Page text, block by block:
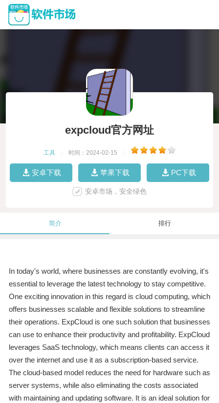
expcloud官方网址
工具 时间：2024-02-15
安卓下载 苹果下载 PC下载
安卓市场，安全绿色
简介 排行
In today's world, where businesses are constantly evolving, it's
essential to leverage the latest technology to stay competitive.
One exciting innovation in this regard is cloud computing, which
offers businesses scalable and flexible solutions to streamline
their operations. ExpCloud is one such solution that businesses
can use to enhance their productivity and profitability. ExpCloud
leverages SaaS technology, which means clients can access it
over the internet and use it as a subscription-based service.
The cloud-based model reduces the need for hardware such as
server systems, while also eliminating the costs associated
with maintaining and updating software. It is an ideal solution for